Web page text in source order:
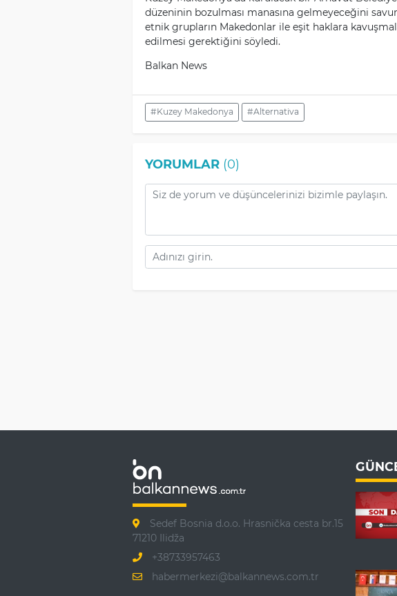
düzeninin bozulması manasına gelmeyeceğini
etnik grupların Makedonlar ile eşit haklara
edilmesi gerektiğini söyledi.
Balkan News
#Kuzey Makedonya #Alternativa
YORUMLAR(0)
Sedef Bosnia d.o.o. Hrasnička cesta br.15
71210 Ilidža
+38733957463
habermerkezi@balkannews.com.tr